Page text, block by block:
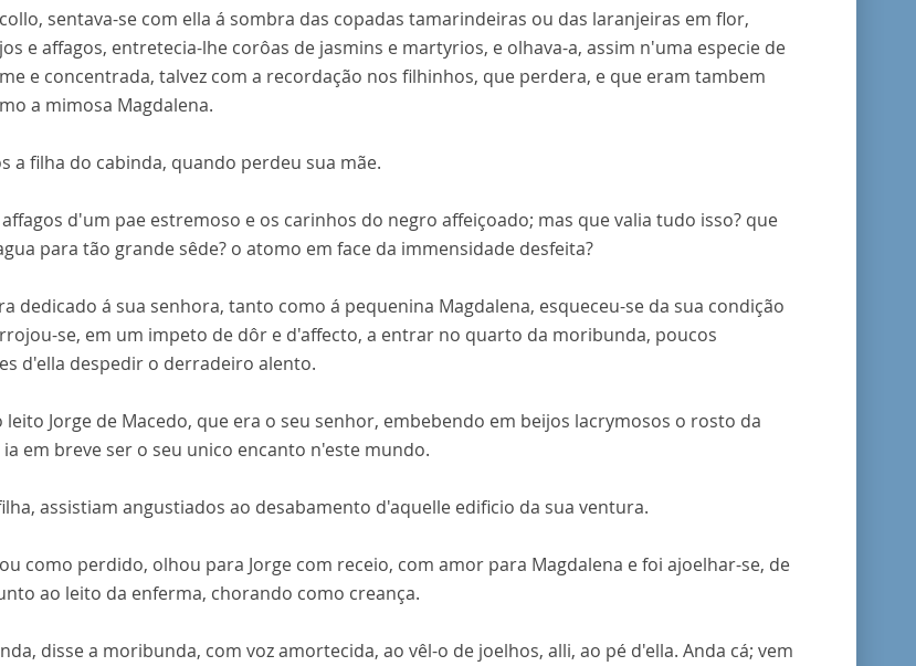
sentava-se com ella á sombra das copadas tamarindeiras ou das laranjeiras em flor,
e affagos, entretecia-lhe corôas de jasmins e martyrios, e olhava-a, assim n'uma especie de
e concentrada, talvez com a recordação nos filhinhos, que perdera, e que eram tambem
a mimosa Magdalena.
a filha do cabinda, quando perdeu sua mãe.
affagos d'um pae estremoso e os carinhos do negro affeiçoado; mas que valia tudo isso? que
para tão grande sêde? o atomo em face da immensidade desfeita?
dedicado á sua senhora, tanto como á pequenina Magdalena, esqueceu-se da sua condição
se, em um impeto de dôr e d'affecto, a entrar no quarto da moribunda, poucos
d'ella despedir o derradeiro alento.
leito Jorge de Macedo, que era o seu senhor, embebendo em beijos lacrymosos o rosto da
em breve ser o seu unico encanto n'este mundo.
assistiam angustiados ao desabamento d'aquelle edificio da sua ventura.
como perdido, olhou para Jorge com receio, com amor para Magdalena e foi ajoelhar-se, de
ao leito da enferma, chorando como creança.
disse a moribunda, com voz amortecida, ao vêl-o de joelhos, alli, ao pé d'ella. Anda cá; vem